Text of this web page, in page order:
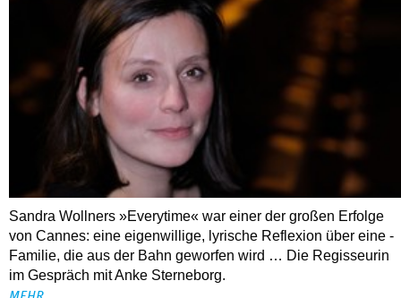
Interview mit Sandra Wollner